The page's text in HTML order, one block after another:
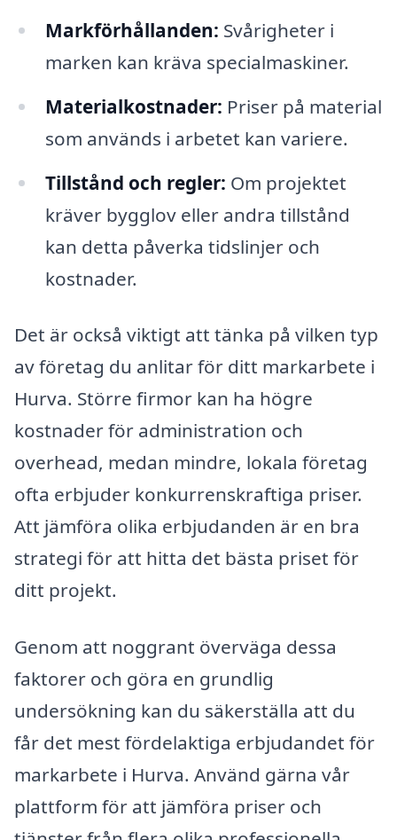
Markförhållanden: Svårigheter i
marken kan kräva specialmaskiner.
Materialkostnader: Priser på material
som används i arbetet kan variere.
Tillstånd och regler: Om projektet
kräver bygglov eller andra tillstånd
kan detta påverka tidslinjer och
kostnader.
Det är också viktigt att tänka på vilken typ
av företag du anlitar för ditt markarbete i
Hurva. Större firmor kan ha högre
kostnader för administration och
overhead, medan mindre, lokala företag
ofta erbjuder konkurrenskraftiga priser.
Att jämföra olika erbjudanden är en bra
strategi för att hitta det bästa priset för
ditt projekt.
Genom att noggrant överväga dessa
faktorer och göra en grundlig
undersökning kan du säkerställa att du
får det mest fördelaktiga erbjudandet för
markarbete i Hurva. Använd gärna vår
plattform för att jämföra priser och